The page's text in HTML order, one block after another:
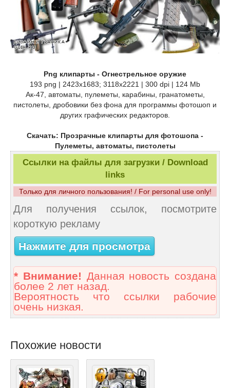
Png клипарты - Огнестрельное оружие
193 png | 2423x1683; 3118х2221 | 300 dpi | 124 Mb
Ак-47, автоматы, пулеметы, карабины, гранатометы,
пистолеты, дробовики без фона для программы фотошоп и
других графических редакторов.
Скачать: Прозрачные клипарты для фотошопа -
Пулеметы, автоматы, пистолеты
Ссылки на файлы для загрузки / Download
links
Только для личного пользования! / For personal use only!
Для получения ссылок, посмотрите
короткую рекламу
Нажмите для просмотра
* Внимание! Данная новость создана
более 2 лет назад.
Вероятность что ссылки рабочие
очень низкая.
Похожие новости